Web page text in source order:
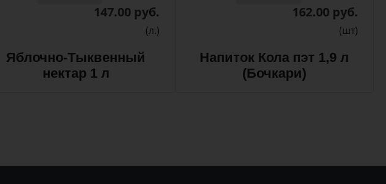
147.00 руб.
(л.)
Яблочно-Тыквенный
нектар 1 л
162.00 руб.
(шт)
Напиток Кола пэт 1,9 л
(Бочкари)